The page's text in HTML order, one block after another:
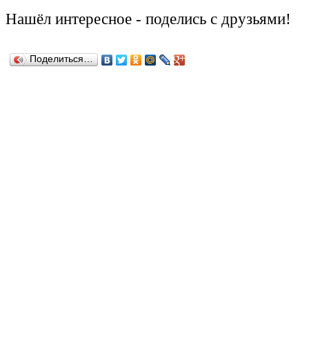
Нашёл интересное - поделись с друзьями!
Поделиться…